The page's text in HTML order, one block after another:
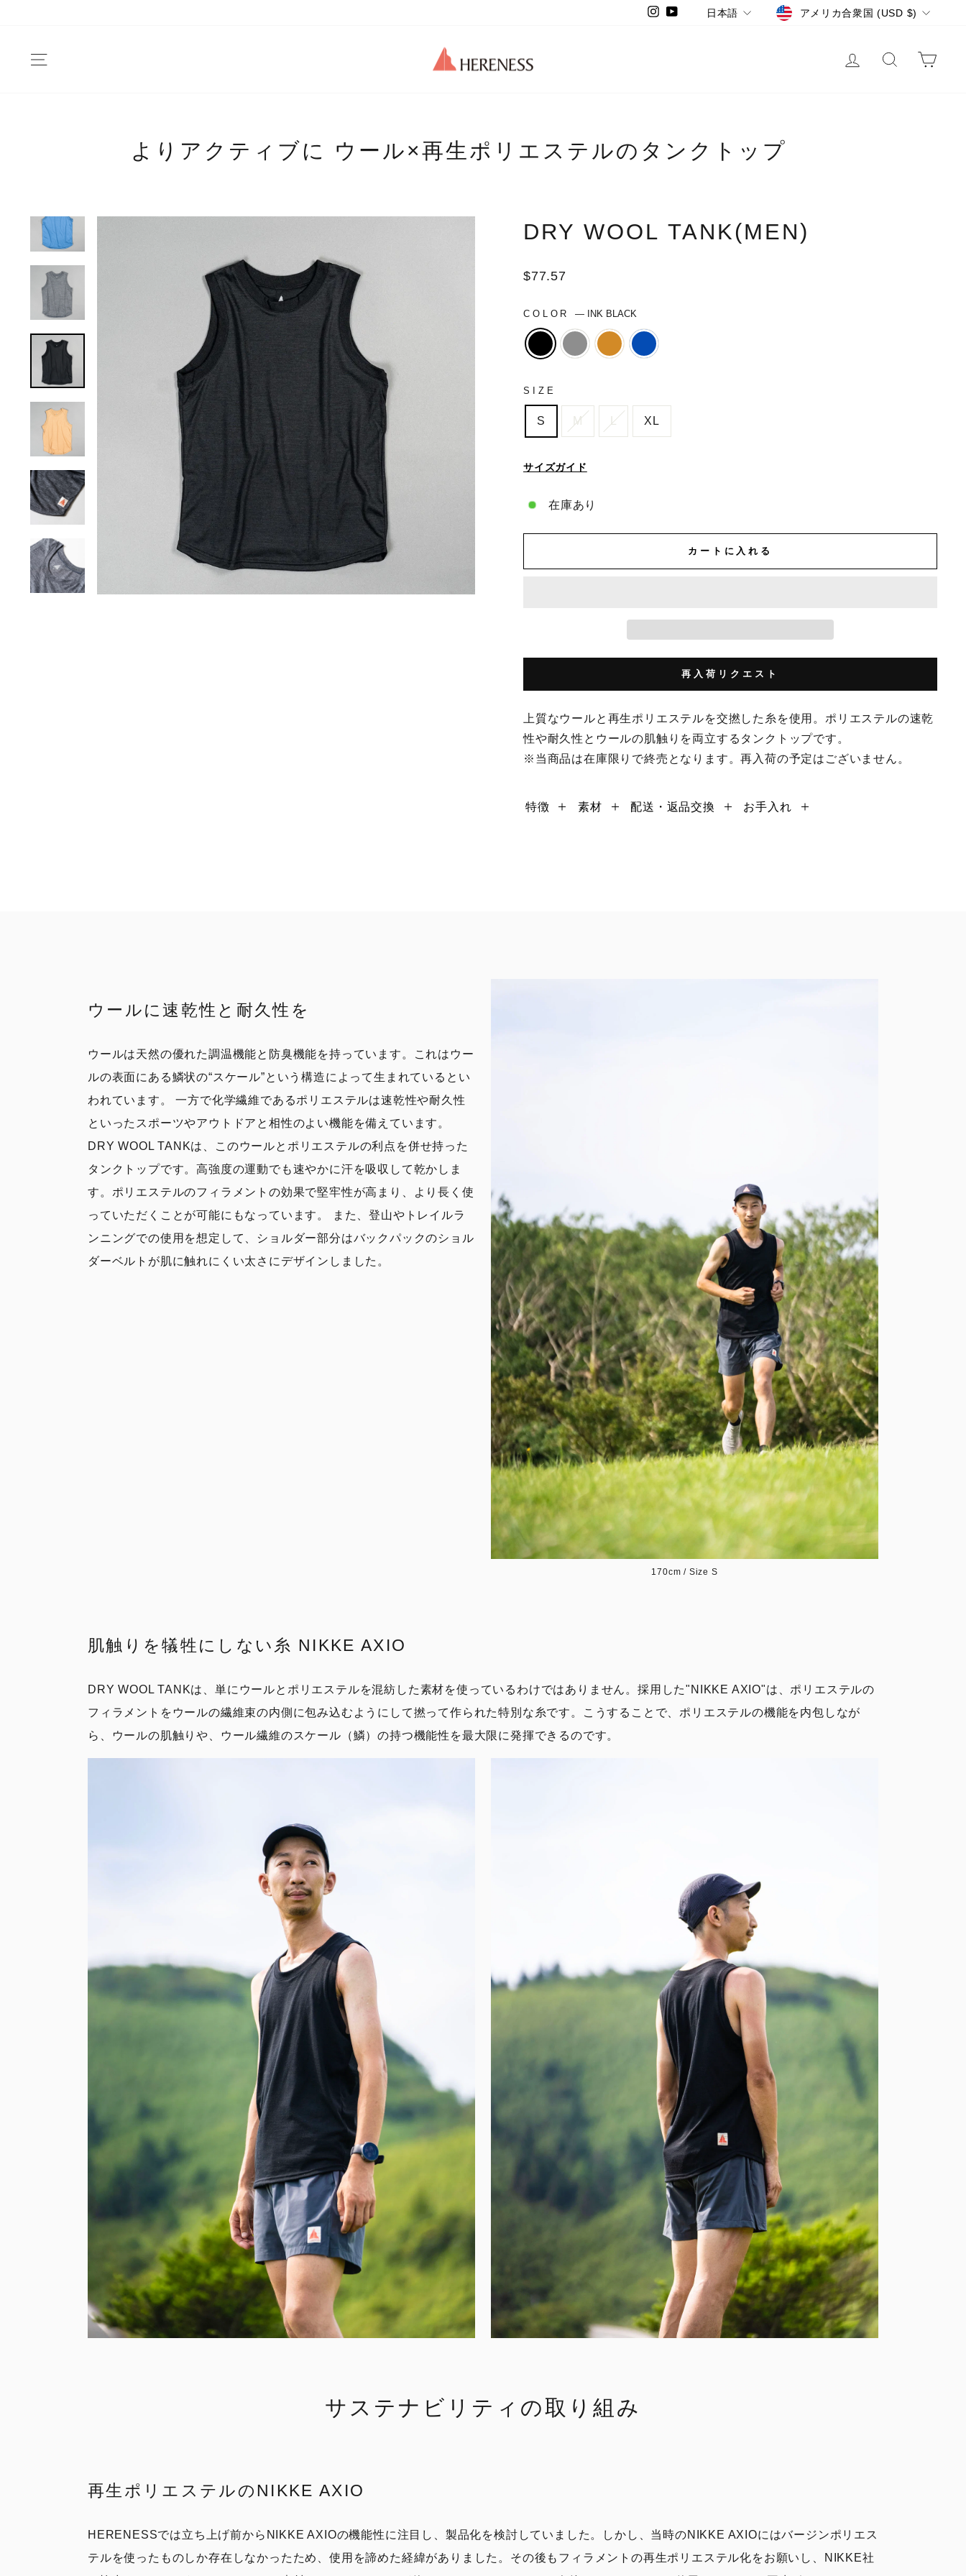
Instagram
YouTubeLANGUAGE
日本語 CURRENCY
アメリカ合衆国 (USD $)
LOG INSEARCH
よりアクティブに ウール×再生ポリエステルのタンクトップ
DRY WOOL TANK(MEN)
Regular
$77.57
COLOR— INK BLACK
SIZE
S M XL
サイズガイド
在庫あり
カートに入れる
再入荷リクエスト
上質なウールと再生ポリエステルを交撚した糸を使用。ポリエステルの速乾
性や耐久性とウールの肌触りを両立するタンクトップです。
※当商品は在庫限りで終売となります。再入荷の予定はございません。
特徴 素材 配送・返品交換 お手入れ
ウールに速乾性と耐久性を
ウールは天然の優れた調温機能と防臭機能を持っています。これはウー
ルの表面にある鱗状の“スケール”という構造によって生まれているとい
われています。 一方で化学繊維であるポリエステルは速乾性や耐久性
といったスポーツやアウトドアと相性のよい機能を備えています。
DRY WOOL TANKは、このウールとポリエステルの利点を併せ持った
タンクトップです。高強度の運動でも速やかに汗を吸収して乾かしま
す。ポリエステルのフィラメントの効果で堅牢性が高まり、より長く使
っていただくことが可能にもなっています。 また、登山やトレイルラ
ンニングでの使用を想定して、ショルダー部分はバックパックのショル
ダーベルトが肌に触れにくい太さにデザインしました。
170cm / Size S
肌触りを犠牲にしない糸 NIKKE AXIO
DRY WOOL TANKは、単にウールとポリエステルを混紡した素材を使っているわけではありません。採用した"NIKKE AXIO"は、ポリエステルの
フィラメントをウールの繊維束の内側に包み込むようにして撚って作られた特別な糸です。こうすることで、ポリエステルの機能を内包しなが
ら、ウールの肌触りや、ウール繊維のスケール（鱗）の持つ機能性を最大限に発揮できるのです。
サステナビリティの取り組み
再生ポリエステルのNIKKE AXIO
HERENESSでは立ち上げ前からNIKKE AXIOの機能性に注目し、製品化を検討していました。しかし、当時のNIKKE AXIOにはバージンポリエス
テルを使ったものしか存在しなかったため、使用を諦めた経緯がありました。その後もフィラメントの再生ポリエステル化をお願いし、NIKKE社